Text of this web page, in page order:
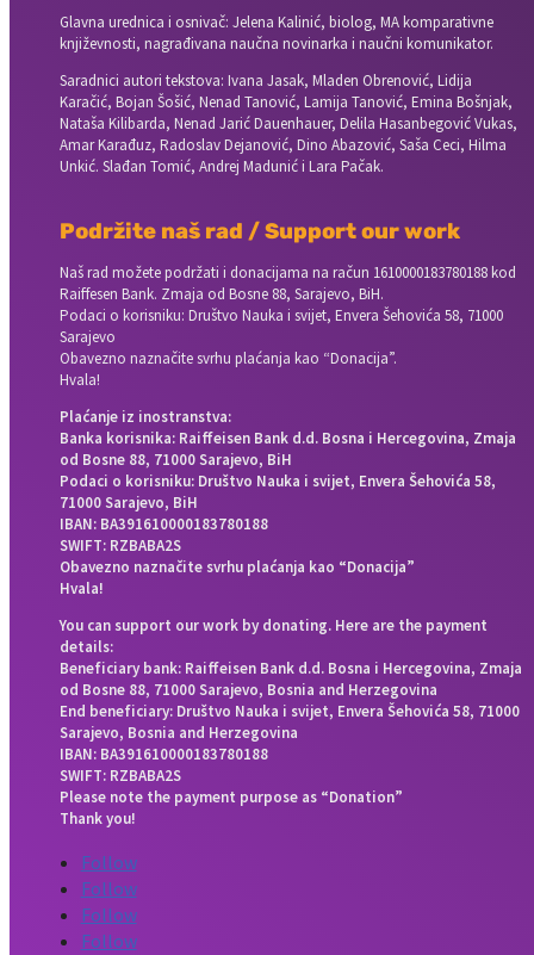
Glavna urednica i osnivač: Jelena Kalinić, biolog, MA komparativne
književnosti, nagrađivana naučna novinarka i naučni komunikator.
Saradnici autori tekstova: Ivana Jasak, Mladen Obrenović, Lidija
Karačić, Bojan Šošić, Nenad Tanović, Lamija Tanović, Emina Bošnjak,
Nataša Kilibarda, Nenad Jarić Dauenhauer, Delila Hasanbegović Vukas,
Amar Karađuz, Radoslav Dejanović, Dino Abazović, Saša Ceci, Hilma
Unkić. Slađan Tomić, Andrej Madunić i Lara Pačak.
Podržite naš rad / Support our work
Naš rad možete podržati i donacijama na račun 1610000183780188 kod
Raiffesen Bank. Zmaja od Bosne 88, Sarajevo, BiH.
Podaci o korisniku: Društvo Nauka i svijet, Envera Šehovića 58, 71000
Sarajevo
Obavezno naznačite svrhu plaćanja kao “Donacija”.
Hvala!
Plaćanje iz inostranstva:
Banka korisnika: Raiffeisen Bank d.d. Bosna i Hercegovina, Zmaja
od Bosne 88, 71000 Sarajevo, BiH
Podaci o korisniku: Društvo Nauka i svijet, Envera Šehovića 58,
71000 Sarajevo, BiH
IBAN: BA391610000183780188
SWIFT: RZBABA2S
Obavezno naznačite svrhu plaćanja kao “Donacija”
Hvala!
You can support our work by donating. Here are the payment
details:
Beneficiary bank: Raiffeisen Bank d.d. Bosna i Hercegovina, Zmaja
od Bosne 88, 71000 Sarajevo, Bosnia and Herzegovina
End beneficiary: Društvo Nauka i svijet, Envera Šehovića 58, 71000
Sarajevo, Bosnia and Herzegovina
IBAN: BA391610000183780188
SWIFT: RZBABA2S
Please note the payment purpose as “Donation”
Thank you!
Follow
Follow
Follow
Follow